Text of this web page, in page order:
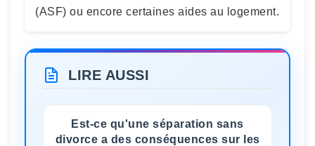
(ASF) ou encore certaines aides au logement.
LIRE AUSSI
Est-ce qu'une séparation sans
divorce a des conséquences sur les